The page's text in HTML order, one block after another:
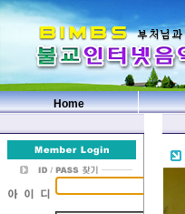
Home